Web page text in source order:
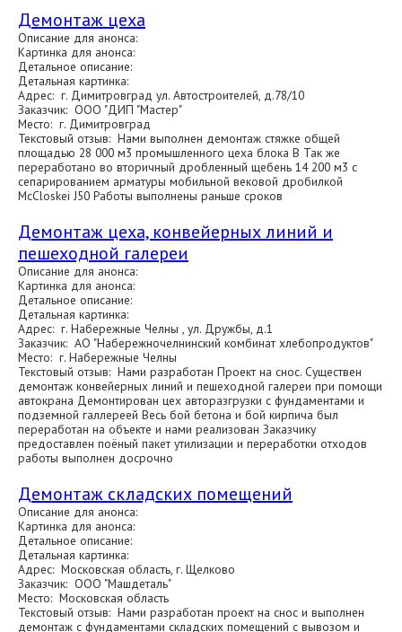
Демонтаж цеха
Описание для анонса:
Картинка для анонса:
Детальное описание:
Детальная картинка:
Адрес: г. Димитровград ул. Автостроителей, д.78/10
Заказчик: ООО "ДИП "Мастер"
Место: г. Димитровград
Текстовый отзыв: Нами выполнен демонтаж стяжке общей
площадью 28 000 м3 промышленного цеха блока В Так же
переработано во вторичный дробленный щебень 14 200 м3 с
сепарированием арматуры мобильной вековой дробилкой
McCloskei J50 Работы выполнены раньше сроков
Демонтаж цеха, конвейерных линий и
пешеходной галереи
Описание для анонса:
Картинка для анонса:
Детальное описание:
Детальная картинка:
Адрес: г. Набережные Челны , ул. Дружбы, д.1
Заказчик: АО "Набережночелнинский комбинат хлебопродуктов"
Место: г. Набережные Челны
Текстовый отзыв: Нами разработан Проект на снос. Существен
демонтаж конвейерных линий и пешеходной галереи при помощи
автокрана Демонтирован цех авторазгрузки с фундаментами и
подземной галлереей Весь бой бетона и бой кирпича был
переработан на объекте и нами реализован Заказчику
предоставлен поёный пакет утилизации и переработки отходов
работы выполнен досрочно
Демонтаж складских помещений
Описание для анонса:
Картинка для анонса:
Детальное описание:
Детальная картинка:
Адрес: Московская область, г. Щелково
Заказчик: ООО "Машдеталь"
Место: Московская область
Текстовый отзыв: Нами разработан проект на снос и выполнен
демонтаж с фундаментами складских помещений с вывозом и